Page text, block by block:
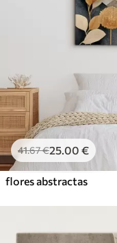
41.67€25.00 €
flores abstractas